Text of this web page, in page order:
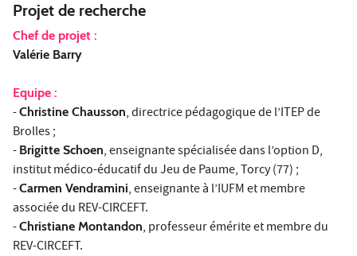
Projet de recherche
Chef de projet :
Valérie Barry
Equipe :
-Christine Chausson, directrice pédagogique de l’ITEP de
Brolles ;
- Brigitte Schoen, enseignante spécialisée dans l’option D,
institut médico-éducatif du Jeu de Paume, Torcy (77) ;
-Carmen Vendramini, enseignante à l’IUFM et membre
associée du REV-CIRCEFT.
-Christiane Montandon, professeur émérite et membre du
REV-CIRCEFT.